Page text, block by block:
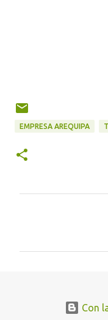
EMPRESA AREQUIPA
Con